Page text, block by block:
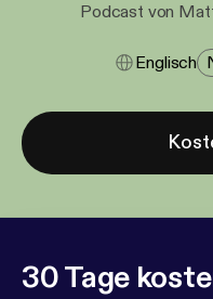
Podcast von
Englisch
30 Tage